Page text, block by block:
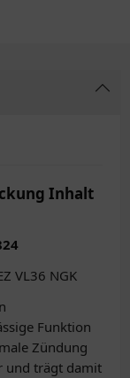
Inhalt
VL36 NGK
Funktion
Zündung
und trägt damit